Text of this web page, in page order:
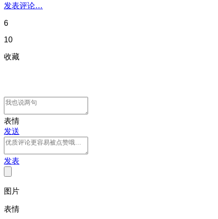
发表评论…
6
10
收藏
表情
发送
发表
图片
表情